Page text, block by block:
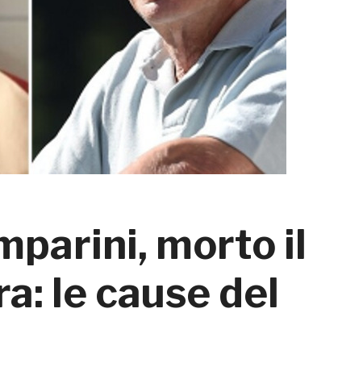
morto il
le cause del